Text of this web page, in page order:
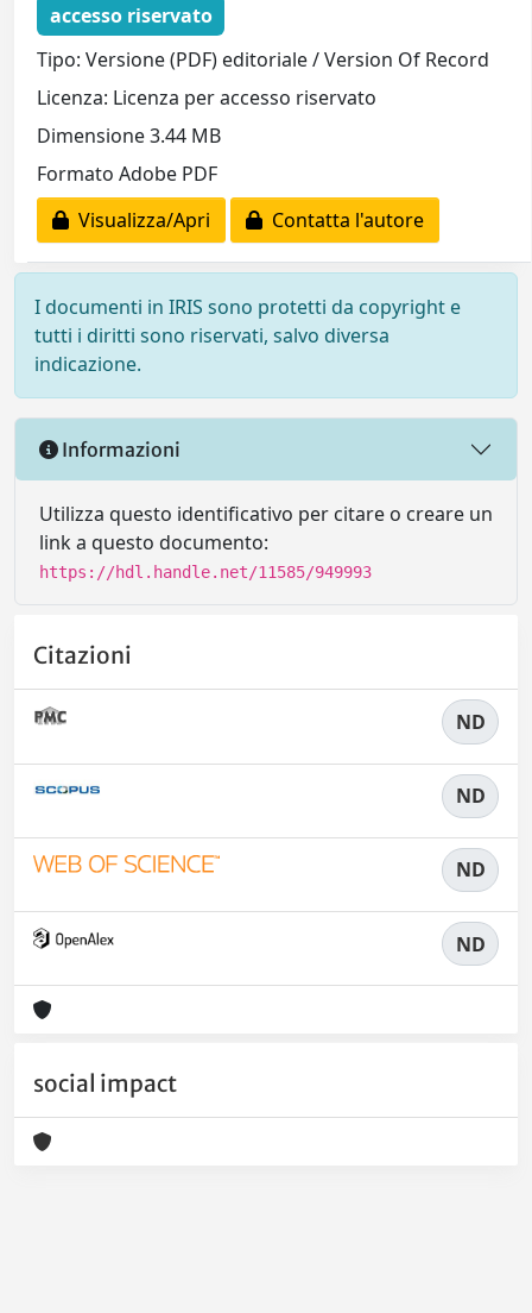
accesso riservato
Tipo: Versione (PDF) editoriale / Version Of Record
Licenza: Licenza per accesso riservato
Dimensione 3.44 MB
Formato Adobe PDF
Visualizza/Apri
Contatta l'autore
I documenti in IRIS sono protetti da copyright e
tutti i diritti sono riservati, salvo diversa
indicazione.
Informazioni
Utilizza questo identificativo per citare o creare un
link a questo documento:
https://hdl.handle.net/11585/949993
Citazioni
ND
ND
ND
ND
social impact